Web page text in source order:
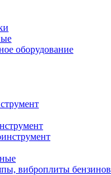
оборудование
виброплиты